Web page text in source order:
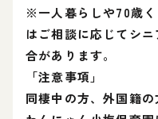
※一人暮らしや70歳
はご相談に応じてシ
合があります。
「注意事項」
同棲中の方、外国籍の